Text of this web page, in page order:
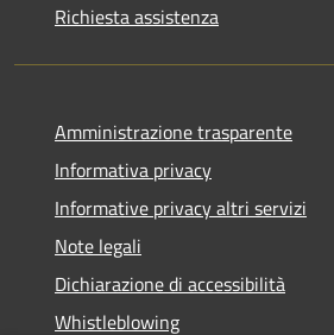
Richiesta assistenza
Amministrazione trasparente
Informativa privacy
Informative privacy altri servizi
Note legali
Dichiarazione di accessibilità
Whistleblowing